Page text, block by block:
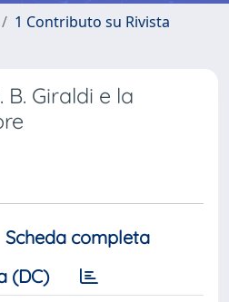
1 Contributo su Rivista
B. Giraldi e la
Scheda completa
(DC)